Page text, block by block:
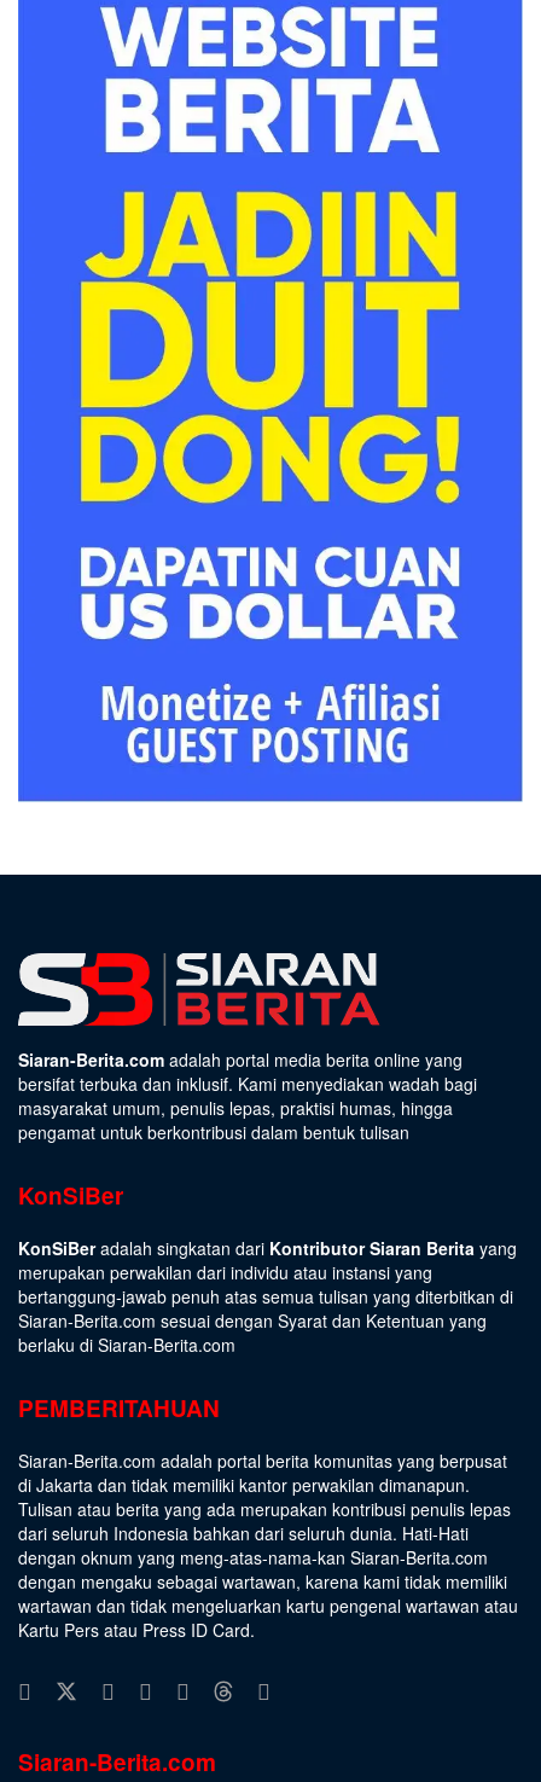
Siaran-Berita.com adalah portal media berita online yang
bersifat terbuka dan inklusif. Kami menyediakan wadah bagi
masyarakat umum, penulis lepas, praktisi humas, hingga
pengamat untuk berkontribusi dalam bentuk tulisan
KonSiBer
KonSiBeradalah singkatan dari Kontributor Siaran Berita yang
merupakan perwakilan dari individu atau instansi yang
bertanggung-jawab penuh atas semua tulisan yang diterbitkan di
Siaran-Berita.com sesuai dengan Syarat dan Ketentuan yang
berlaku di Siaran-Berita.com
PEMBERITAHUAN
Siaran-Berita.com adalah portal berita komunitas yang berpusat
di Jakarta dan tidak memiliki kantor perwakilan dimanapun.
Tulisan atau berita yang ada merupakan kontribusi penulis lepas
dari seluruh Indonesia bahkan dari seluruh dunia. Hati-Hati
dengan oknum yang meng-atas-nama-kan Siaran-Berita.com
dengan mengaku sebagai wartawan, karena kami tidak memiliki
wartawan dan tidak mengeluarkan kartu pengenal wartawan atau
Kartu Pers atau Press ID Card.
Siaran-Berita.com